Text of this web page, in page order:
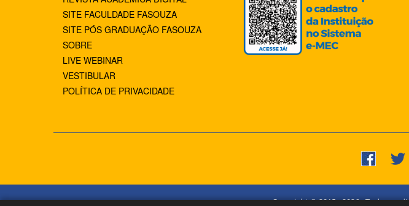
SITE FACULDADE FASOUZA
SITE PÓS GRADUAÇÃO FASOUZA
SOBRE
LIVE WEBINAR
VESTIBULAR
POLÍTICA DE PRIVACIDADE
Copyright © 2015 -2026- Todos os